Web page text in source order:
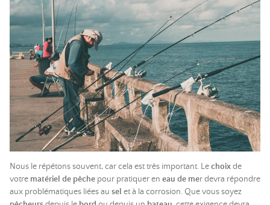
Nous le répétons souvent, car cela est très important. Lechoixde
votre matériel de pêche pour pratiquer en eau de mer devra répondre
aux problématiques liées au sel et à la corrosion. Que vous soyez